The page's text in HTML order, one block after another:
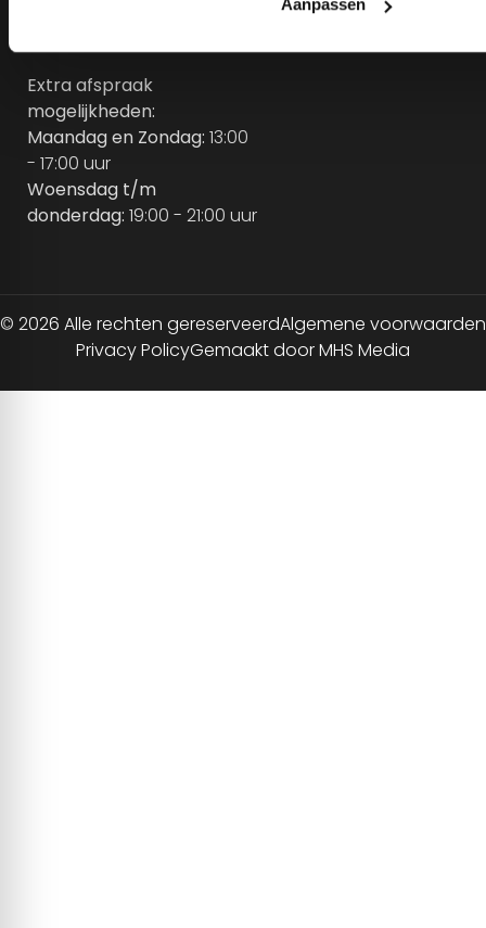
Extra afspraak
mogelijkheden:
Maandag en Zondag: 13:00
- 17:00 uur
Woensdag t/m
donderdag: 19:00 - 21:00 uur
© 2026 Alle rechten gereserveerdAlgemene voorwaarden
Privacy PolicyGemaakt door MHS Media